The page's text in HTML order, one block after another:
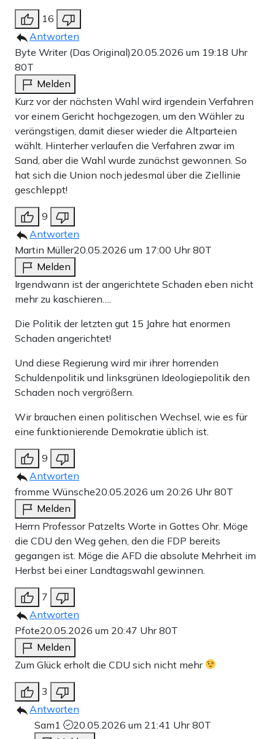
16
Antworten
Byte Writer (Das Original)20.05.2026 um 19:18 Uhr
80T
Melden
Kurz vor der nächsten Wahl wird irgendein Verfahren
vor einem Gericht hochgezogen, um den Wähler zu
verängstigen, damit dieser wieder die Altparteien
wählt. Hinterher verlaufen die Verfahren zwar im
Sand, aber die Wahl wurde zunächst gewonnen. So
hat sich die Union noch jedesmal über die Ziellinie
geschleppt!
9
Antworten
Martin Müller20.05.2026 um 17:00 Uhr80T
Melden
Irgendwann ist der angerichtete Schaden eben nicht
mehr zu kaschieren….
Die Politik der letzten gut 15 Jahre hat enormen
Schaden angerichtet!
Und diese Regierung wird mir ihrer horrenden
Schuldenpolitik und linksgrünen Ideologiepolitik den
Schaden noch vergrößern.
Wir brauchen einen politischen Wechsel, wie es für
eine funktionierende Demokratie üblich ist.
9
Antworten
fromme Wünsche20.05.2026 um 20:26 Uhr80T
Melden
Herrn Professor Patzelts Worte in Gottes Ohr. Möge
die CDU den Weg gehen, den die FDP bereits
gegangen ist. Möge die AFD die absolute Mehrheit im
Herbst bei einer Landtagswahl gewinnen.
7
Antworten
Pfote20.05.2026 um 20:47 Uhr80T
Melden
Zum Glück erholt die CDU sich nicht mehr
3
Antworten
Sam1
20.05.2026 um 21:41 Uhr80T